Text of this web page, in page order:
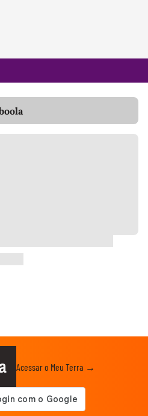
Acessar o Meu Terra →